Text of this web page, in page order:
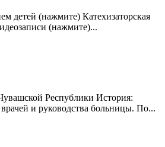
детей (нажмите) Катехизаторская
(нажмите)...
Республики История:
и руководства больницы. По...